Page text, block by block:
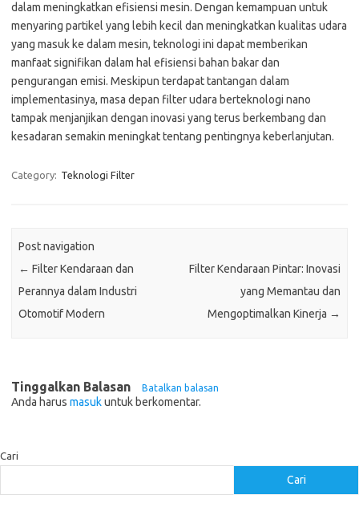
dalam meningkatkan efisiensi mesin. Dengan kemampuan untuk
menyaring partikel yang lebih kecil dan meningkatkan kualitas udara
yang masuk ke dalam mesin, teknologi ini dapat memberikan
manfaat signifikan dalam hal efisiensi bahan bakar dan
pengurangan emisi. Meskipun terdapat tantangan dalam
implementasinya, masa depan filter udara berteknologi nano
tampak menjanjikan dengan inovasi yang terus berkembang dan
kesadaran semakin meningkat tentang pentingnya keberlanjutan.
Category: Teknologi Filter
Post navigation
← Filter Kendaraan dan
Perannya dalam Industri
Otomotif Modern
Filter Kendaraan Pintar: Inovasi
yang Memantau dan
Mengoptimalkan Kinerja →
Tinggalkan Balasan Batalkan balasan
Anda harus masukuntuk berkomentar.
Cari
Cari